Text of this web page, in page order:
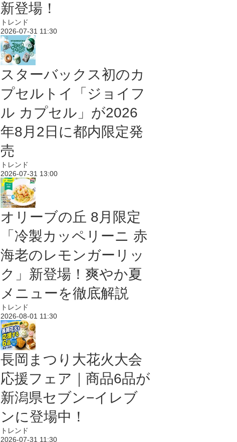
新登場！
トレンド
2026-07-31 11:30
スターバックス初のカ
プセルトイ「ジョイフ
ル カプセル」が2026
年8月2日に都内限定発
売
トレンド
2026-07-31 13:00
オリーブの丘 8月限定
「冷製カッペリーニ 赤
海老のレモンガーリッ
ク」新登場！爽やか夏
メニューを徹底解説
トレンド
2026-08-01 11:30
長岡まつり大花火大会
応援フェア｜商品6品が
新潟県セブン−イレブ
ンに登場中！
トレンド
2026-07-31 11:30